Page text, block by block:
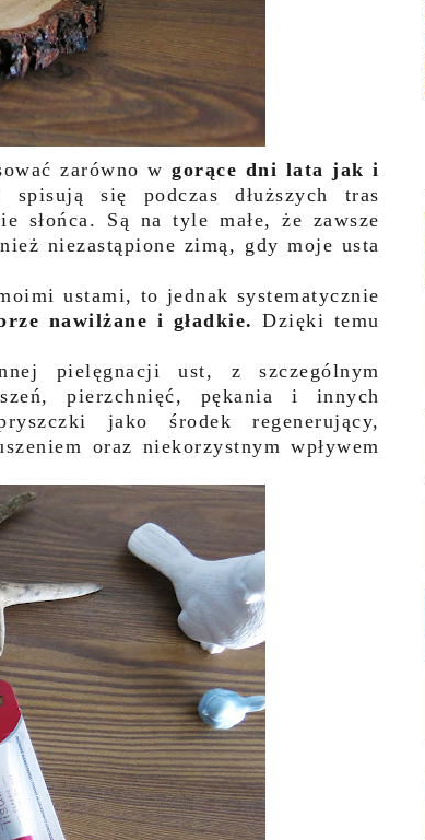
zarówno wgorące dni lata jak i
się podczas dłuższych tras
słońca. Są na tyle małe, że zawsze
niezastąpione zimą, gdy moje usta
ustami, to jednak systematycznie
nawilżane i gładkie. Dzięki temu
pielęgnacji ust, z szczególnym
pierzchnięć, pękania i innych
jako środek regenerujący,
oraz niekorzystnym wpływem